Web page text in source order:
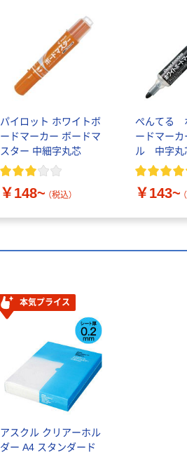
パイロット ホワイトボ
ードマーカー ボードマ
スター 中細字丸芯
￥148~ （税込）
ぺんてる
ードマーカ
ル 中字丸
￥143~
本気プライス
アスクル クリアーホル
ダー A4 スタンダード